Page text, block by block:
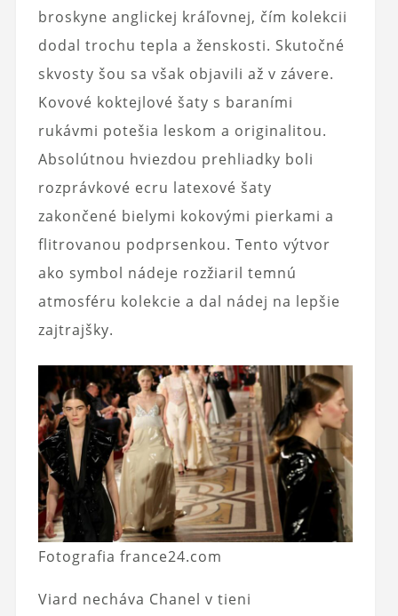
broskyne anglickej kráľovnej, čím kolekcii
dodal trochu tepla a ženskosti. Skutočné
skvosty šou sa však objavili až v závere.
Kovové koktejlové šaty s baraními
rukávmi potešia leskom a originalitou.
Absolútnou hviezdou prehliadky boli
rozprávkové ecru latexové šaty
zakončené bielymi kokovými pierkami a
flitrovanou podprsenkou. Tento výtvor
ako symbol nádeje rozžiaril temnú
atmosféru kolekcie a dal nádej na lepšie
zajtrajšky.
Fotografia france24.com
Viard necháva Chanel v tieni